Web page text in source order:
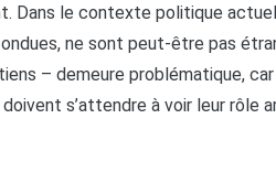
Dans le contexte politique
ne sont peut-être pas
– demeure problématique,
s’attendre à voir leur rôle